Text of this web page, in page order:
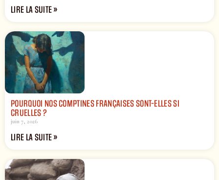
LIRE LA SUITE »
POURQUOI NOS COMPTINES FRANÇAISES SONT-ELLES SI
CRUELLES ?
juin 7, 2026
LIRE LA SUITE »